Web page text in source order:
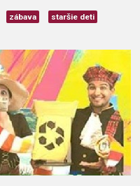
zábava staršie deti